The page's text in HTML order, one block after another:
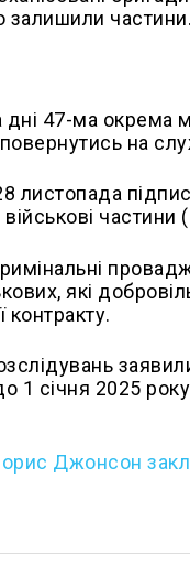
залишили частини.
47-ма окрема
на
які
контракту.
січня 2025
Джонсон